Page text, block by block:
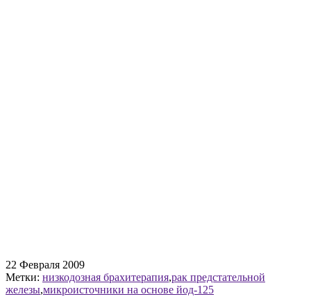
22 Февраля 2009
Метки: низкодозная брахитерапия,рак предстательной
железы,микроисточники на основе йод-125